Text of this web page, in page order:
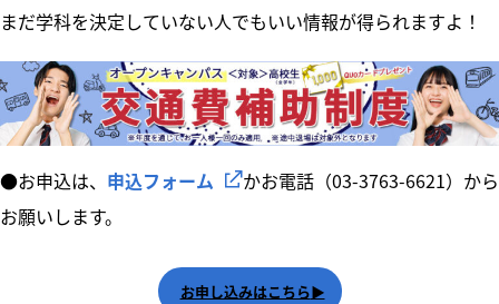
まだ学科を決定していない人でもいい情報が得られますよ！
●お申込は、 申込フォーム
かお電話（03-3763-6621）から
お願いします。
お申し込みはこちら